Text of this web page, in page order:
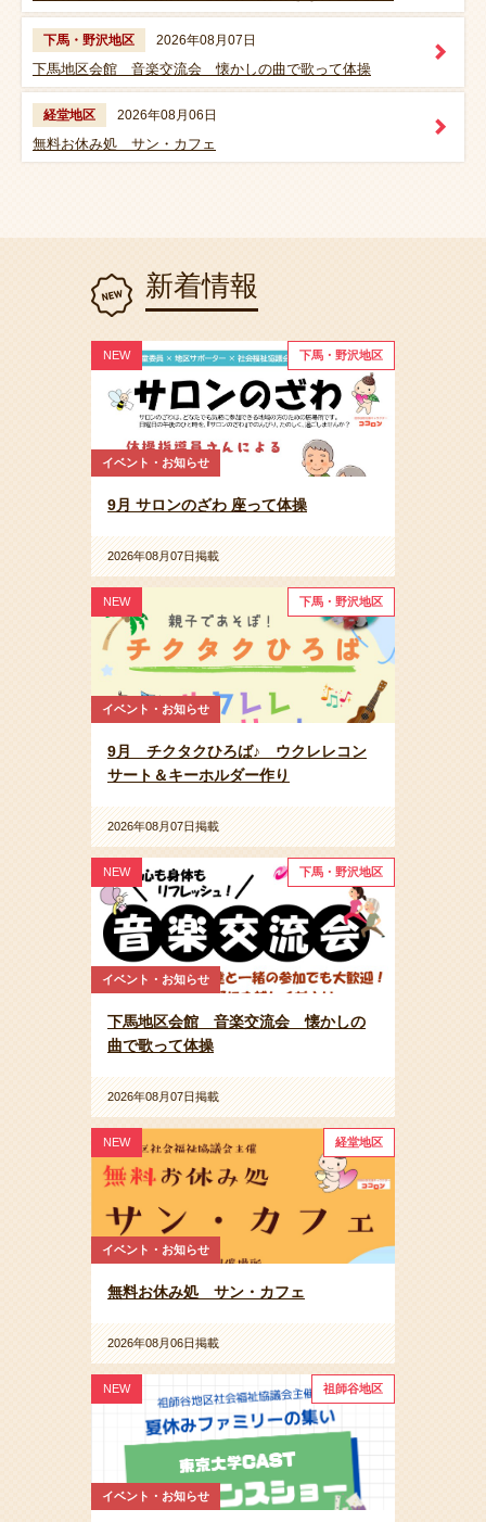
下馬・野沢地区 2026年08月07日
下馬地区会館 音楽交流会 懐かしの曲で歌って体操
経堂地区 2026年08月06日
無料お休み処 サン・カフェ
新着情報
NEW 下馬・野沢地区
イベント・お知らせ
9月 サロンのざわ 座って体操
2026年08月07日掲載
NEW 下馬・野沢地区
イベント・お知らせ
9月 チクタクひろば♪ ウクレレコン
サート＆キーホルダー作り
2026年08月07日掲載
NEW 下馬・野沢地区
イベント・お知らせ
下馬地区会館 音楽交流会 懐かしの
曲で歌って体操
2026年08月07日掲載
NEW 経堂地区
イベント・お知らせ
無料お休み処 サン・カフェ
2026年08月06日掲載
NEW 祖師谷地区
イベント・お知らせ